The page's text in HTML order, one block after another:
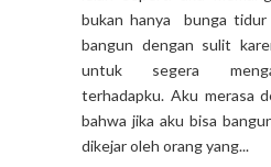
bukan hanya bunga tidur
bangun dengan sulit
untuk segera
terhadapku. Aku merasa
bahwa jika aku bisa
dikejar oleh orang yang...